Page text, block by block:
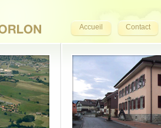
Accueil Contact